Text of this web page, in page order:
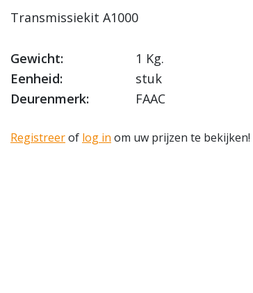
Transmissiekit A1000
Gewicht:
1 Kg.
Eenheid:
stuk
Deurenmerk:
FAAC
Registreerof log in om uw prijzen te bekijken!